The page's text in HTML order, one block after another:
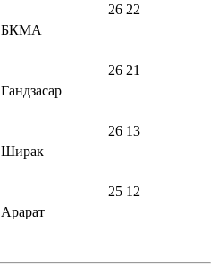
БКМА
26 22
Гандзасар
26 21
Ширак
26 13
Арарат
25 12